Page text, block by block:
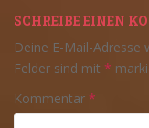
SCHREIBE EINEN
Deine E-Mail-
Felder sind mit *
Kommentar *